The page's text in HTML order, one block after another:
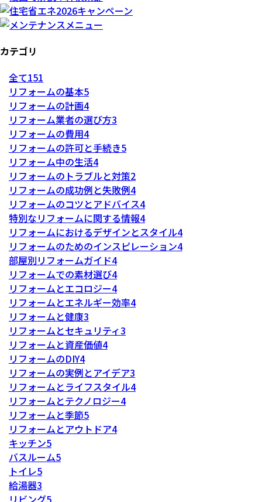
カテゴリ
全て151
リフォームの基本5
リフォームの計画4
リフォーム業者の選び方3
リフォームの費用4
リフォームの許可と手続き5
リフォーム中の生活4
リフォームのトラブルと対策2
リフォームの成功例と失敗例4
リフォームのコツとアドバイス4
特別なリフォームに関する情報4
リフォームにおけるデザインとスタイル4
リフォームのためのインスピレーション4
部屋別リフォームガイド4
リフォームでの素材選び4
リフォームとエコロジー4
リフォームとエネルギー効率4
リフォームと健康3
リフォームとセキュリティ3
リフォームと資産価値4
リフォームのDIY4
リフォームの実例とアイデア3
リフォームとライフスタイル4
リフォームとテクノロジー4
リフォームと季節5
リフォームとアウトドア4
キッチン5
バスルーム5
トイレ5
給湯器3